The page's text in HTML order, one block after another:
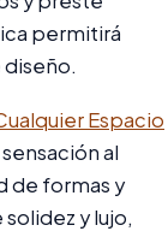
permitirá
Espacio
al
de formas y
y lujo,